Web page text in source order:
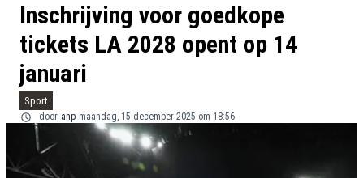
Inschrijving voor goedkope
tickets LA 2028 opent op 14
januari
Sport
door anp maandag, 15 december 2025 om 18:56